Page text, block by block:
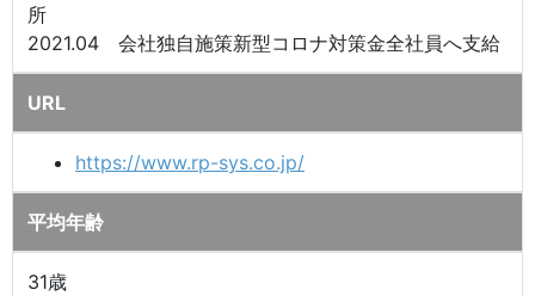
所
2021.04 会社独自施策新型コロナ対策金全社員へ支給
URL
https://www.rp-sys.co.jp/
平均年齢
31歳